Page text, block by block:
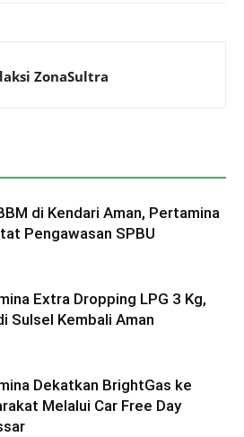
ZonaSultra
di Kendari Aman, Pertamina
Pengawasan SPBU
Extra Dropping LPG 3 Kg,
Sulsel Kembali Aman
Dekatkan BrightGas ke
Melalui Car Free Day